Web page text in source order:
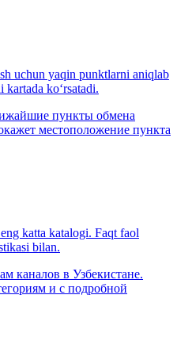
uchun yaqin punktlarni aniqlab
ko‘rsatadi.
пункты обмена
местоположение пункта
katta katalogi. Faqt faol
bilan.
каналов в Узбекистане.
и с подробной